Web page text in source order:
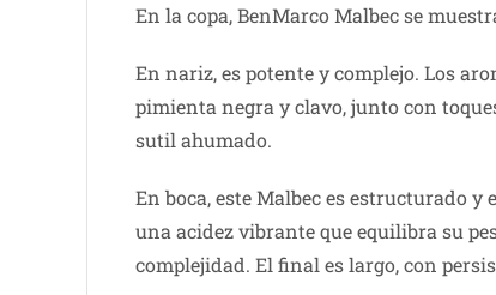
En la copa, BenMarco Malbec se
En nariz, es potente y complejo. Los
pimienta negra y clavo, junto con
sutil ahumado.
En boca, este Malbec es estructurado
una acidez vibrante que equilibra su
complejidad. El final es largo, con